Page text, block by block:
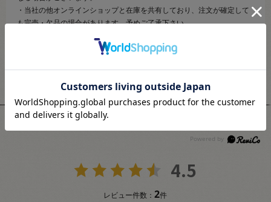
・当社の他オンラインショップと在庫を共有しており、注文が確定して
も完売・欠品の場合があります。予めご了承下さい。
ユーザーレビュー
4.5
レビュー件数：2件